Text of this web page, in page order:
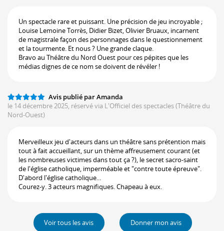
Un spectacle rare et puissant. Une précision de jeu incroyable ;
Louise Lemoine Torrès, Didier Bizet, Olivier Bruaux, incarnent
de magistrale façon des personnages dans le questionnement
et la tourmente. Et nous ? Une grande claque.
Bravo au Théâtre du Nord Ouest pour ces pépites que les
médias dignes de ce nom se doivent de révéler !
Avis publié par Amanda
le 14 décembre 2025, réservé via L'Officiel des spectacles(Théâtre du
Nord-Ouest)
Merveilleux jeu d'acteurs dans un théâtre sans prétention mais
tout à fait accueillant, sur un thème affreusement courant (et
les nombreuses victimes dans tout ça ?), le secret sacro-saint
de l'église catholique, imperméable et "contre toute épreuve".
D'abord l'église catholique...
Courez-y. 3 acteurs magnifiques. Chapeau à eux.
Voir tous les avis Donner mon avis